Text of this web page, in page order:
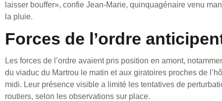
laisser bouffer», confie Jean‑Marie, quinquagénaire venu
la pluie.
Forces de l’ordre
Les forces de l’ordre avaient pris position en amont,
du viaduc du Martrou le matin et aux giratoires proches de
midi. Leur présence visible a limité les tentatives de
routiers, selon les observations sur place.